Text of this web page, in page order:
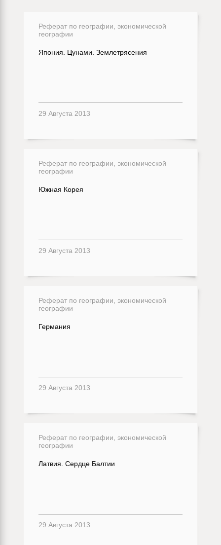
Реферат по географии, экономической
географии
Япония. Цунами. Землетрясения
29 Августа 2013
Реферат по географии, экономической
географии
Южная Корея
29 Августа 2013
Реферат по географии, экономической
географии
Германия
29 Августа 2013
Реферат по географии, экономической
географии
Латвия. Сердце Балтии
29 Августа 2013